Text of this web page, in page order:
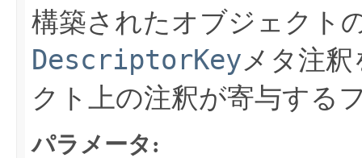
構築されたオブジェクト
DescriptorKeyメタ注
クト上の注釈が寄与する
パラメータ: